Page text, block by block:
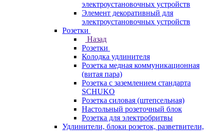
электроустановочных устройств
Элемент декоративный для
электроустановочных устройств
Розетки
Назад
Розетки
Колодка удлинителя
Розетка медная коммуникационная
(витая пара)
Розетка с заземлением стандарта
SCHUKO
Розетка силовая (штепсельная)
Настольный розеточный блок
Розетка для электробритвы
Удлинители, блоки розеток, разветвители,